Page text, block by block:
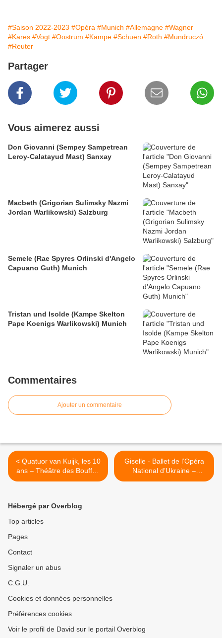
#Saison 2022-2023 #Opéra #Munich #Allemagne #Wagner
#Kares #Vogt #Oostrum #Kampe #Schuen #Roth #Mundruczó
#Reuter
Partager
Vous aimerez aussi
Don Giovanni (Sempey Sampetrean
Leroy-Calatayud Mast) Sanxay
Macbeth (Grigorian Sulimsky Nazmi
Jordan Warlikowski) Salzburg
Semele (Rae Spyres Orlinski d'Angelo
Capuano Guth) Munich
Tristan und Isolde (Kampe Skelton
Pape Koenigs Warlikowski) Munich
Commentaires
Ajouter un commentaire
< Quatuor van Kuijk, les 10
ans – Théâtre des Bouffes
du Nord
Giselle - Ballet de l’Opéra
National d’Ukraine –
Champs-Élysées >
Hébergé par Overblog
Top articles
Pages
Contact
Signaler un abus
C.G.U.
Cookies et données personnelles
Préférences cookies
Voir le profil de David sur le portail Overblog